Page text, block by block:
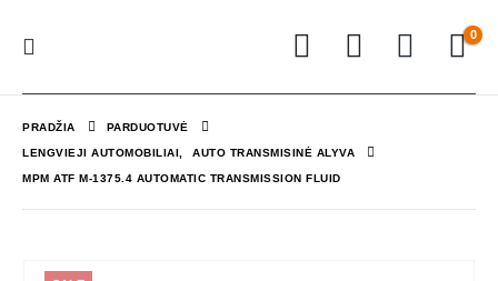
0
PRADŽIA PARDUOTUVĖ
LENGVIEJI AUTOMOBILIAI AUTO TRANSMISINĖ ALYVA
MPM ATF M-1375.4 AUTOMATIC TRANSMISSION FLUID